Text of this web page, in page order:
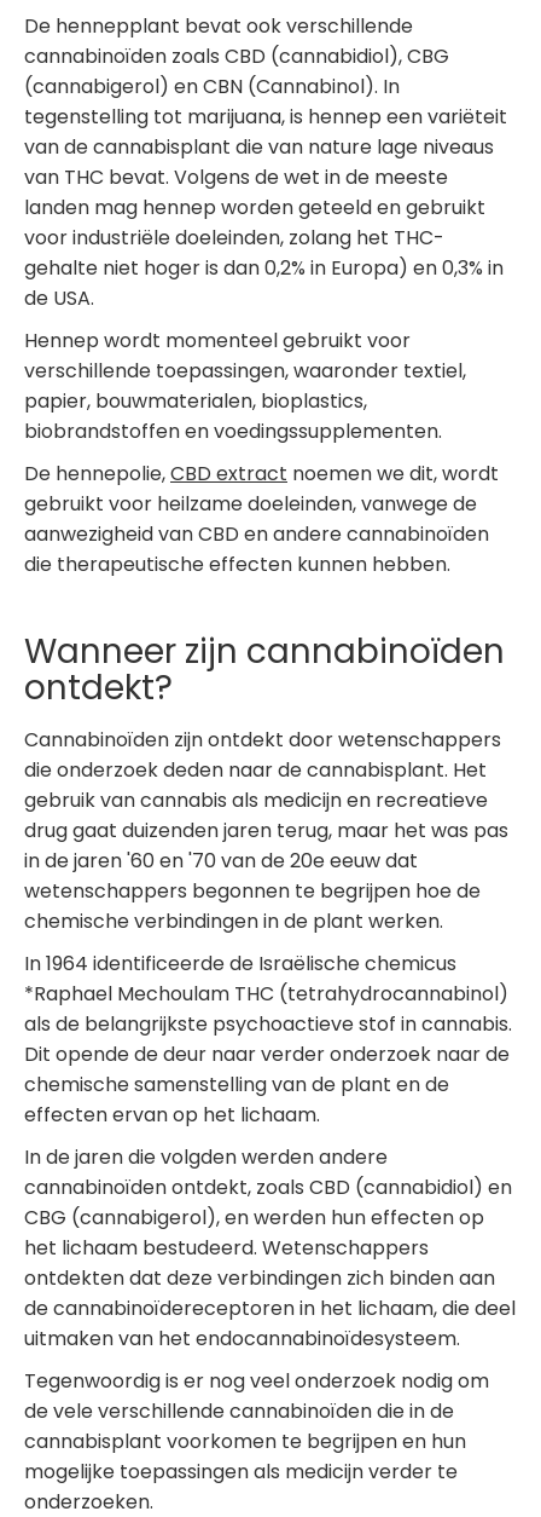
De hennepplant bevat ook verschillende
cannabinoïden zoals CBD (cannabidiol), CBG
(cannabigerol) en CBN (Cannabinol). In
tegenstelling tot marijuana, is hennep een variëteit
van de cannabisplant die van nature lage niveaus
van THC bevat. Volgens de wet in de meeste
landen mag hennep worden geteeld en gebruikt
voor industriële doeleinden, zolang het THC-
gehalte niet hoger is dan 0,2% in Europa) en 0,3% in
de USA.
Hennep wordt momenteel gebruikt voor
verschillende toepassingen, waaronder textiel,
papier, bouwmaterialen, bioplastics,
biobrandstoffen en voedingssupplementen.
De hennepolie,CBD extract noemen we dit, wordt
gebruikt voor heilzame doeleinden, vanwege de
aanwezigheid van CBD en andere cannabinoïden
die therapeutische effecten kunnen hebben.
Wanneer zijn cannabinoïden
ontdekt?
Cannabinoïden zijn ontdekt door wetenschappers
die onderzoek deden naar de cannabisplant. Het
gebruik van cannabis als medicijn en recreatieve
drug gaat duizenden jaren terug, maar het was pas
in de jaren '60 en '70 van de 20e eeuw dat
wetenschappers begonnen te begrijpen hoe de
chemische verbindingen in de plant werken.
In 1964 identificeerde de Israëlische chemicus
*Raphael Mechoulam THC (tetrahydrocannabinol)
als de belangrijkste psychoactieve stof in cannabis.
Dit opende de deur naar verder onderzoek naar de
chemische samenstelling van de plant en de
effecten ervan op het lichaam.
In de jaren die volgden werden andere
cannabinoïden ontdekt, zoals CBD (cannabidiol) en
CBG (cannabigerol), en werden hun effecten op
het lichaam bestudeerd. Wetenschappers
ontdekten dat deze verbindingen zich binden aan
de cannabinoïdereceptoren in het lichaam, die deel
uitmaken van het endocannabinoïdesysteem.
Tegenwoordig is er nog veel onderzoek nodig om
de vele verschillende cannabinoïden die in de
cannabisplant voorkomen te begrijpen en hun
mogelijke toepassingen als medicijn verder te
onderzoeken.